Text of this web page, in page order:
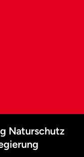
Naturschutz